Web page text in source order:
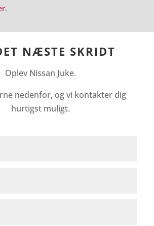
.
NÆSTE SKRIDT
Oplev Nissan Juke.
nedenfor, og vi kontakter dig
hurtigst muligt.